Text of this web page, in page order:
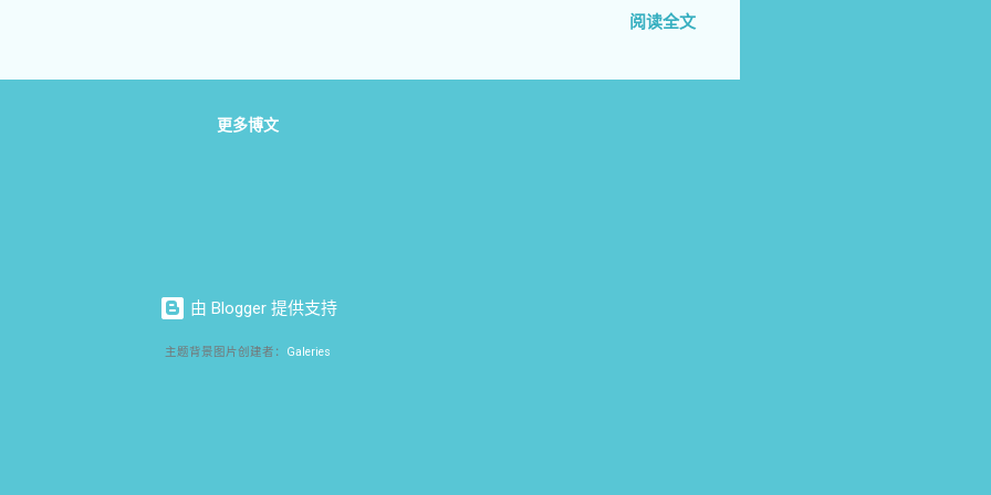
芽 夜闻古韵生乡恋 昼看飞鸢感年华 权贵厚黑升庙堂 苍生劳累步天涯 新春将近冰雪少 却为
国血性耀古今 雪耻报仇勾践名 古甲三千可灭吴 精兵五千欲亡清 震天拔剑女侠胆 撼地挥枪刺
。 女侠—秋瑾，刺客—徐锡麟） 6《纪念辛亥革命》 辛亥伟业耀千秋 先烈壮举万代流 创立民
书秋韵惊长夜 碧血 黄花灭帝侯 首义枪声警后世 英雄头断为自由 7 《鬓霜》 柳败花凋万木伤
黄叶 寂寞故园沐残阳 难忘梅花民国梦 永怀海棠中华殇 王师追忆悲昔日 未见青天鬓露霜 8 《国
阅读全文
更多博文
由 Blogger 提供支持
主题背景图片创建者： Galeries